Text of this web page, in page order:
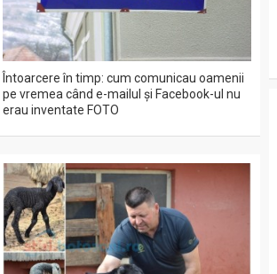
Întoarcere în timp: cum comunicau oamenii
pe vremea când e-mailul şi Facebook-ul nu
erau inventate FOTO